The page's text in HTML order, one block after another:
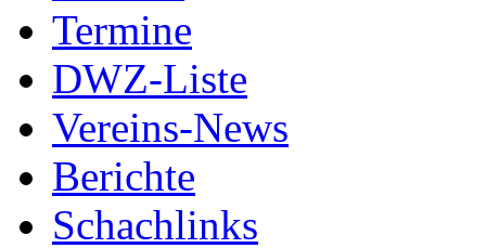
Termine
DWZ-Liste
Vereins-News
Berichte
Schachlinks